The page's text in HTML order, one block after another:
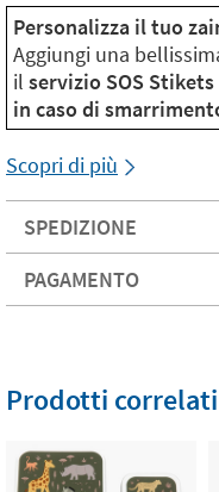
Personalizza il tuo
Aggiungi una
il servizio SOS
in caso di
Scopri di più
SPEDIZIONE
PAGAMENTO
Prodotti correlati